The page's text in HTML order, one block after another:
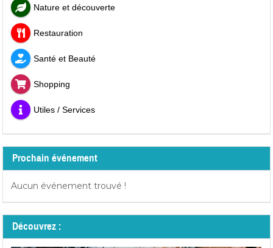
Nature et découverte
Restauration
Santé et Beauté
Shopping
Utiles / Services
Prochain événement
Aucun événement trouvé !
Découvrez :